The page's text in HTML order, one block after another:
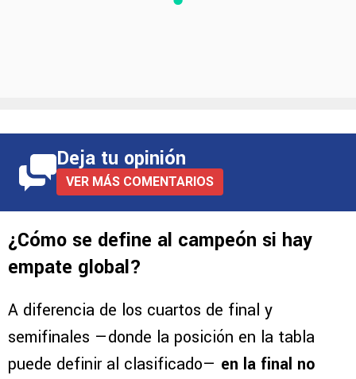
Deja tu opinión
VER MÁS COMENTARIOS
¿Cómo se define al campeón si hay
empate global?
A diferencia de los cuartos de final y
semifinales —donde la posición en la tabla
puede definir al clasificado— en la final no